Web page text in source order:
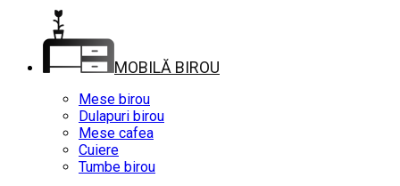
MOBILĂ BIROU
Mese birou
Dulapuri birou
Mese cafea
Cuiere
Tumbe birou